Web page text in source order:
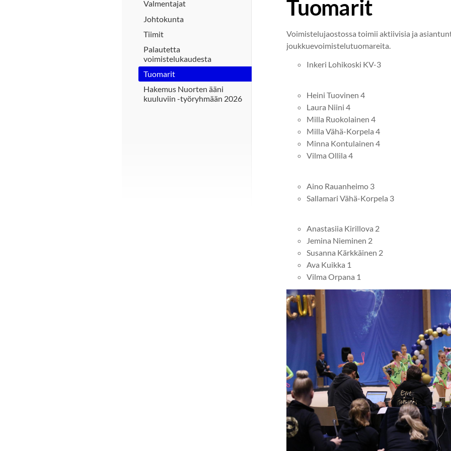
Valmentajat
Johtokunta
Tiimit
Palautetta
voimistelukaudesta
Tuomarit
Hakemus Nuorten ääni
kuuluviin -työryhmään 2026
Tuomarit
Voimistelujaostossa toimii aktiivisia ja
joukkuevoimistelutuomareita.
Inkeri Lohikoski KV-3
Heini Tuovinen 4
Laura Niini 4
Milla Ruokolainen 4
Milla Vähä-Korpela 4
Minna Kontulainen 4
Vilma Ollila 4
Aino Rauanheimo 3
Sallamari Vähä-Korpela 3
Anastasiia Kirillova 2
Jemina Nieminen 2
Susanna Kärkkäinen 2
Ava Kuikka 1
Vilma Orpana 1